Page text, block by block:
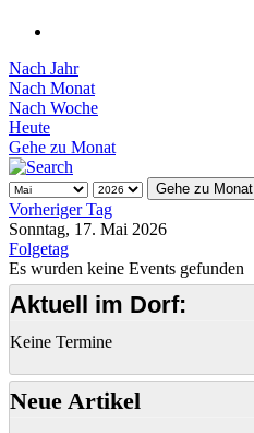
Nach Jahr
Nach Monat
Nach Woche
Heute
Gehe zu Monat
Gehe zu Monat
Vorheriger Tag
Sonntag, 17. Mai 2026
Folgetag
Es wurden keine Events gefunden
Aktuell im Dorf:
Keine Termine
Neue Artikel